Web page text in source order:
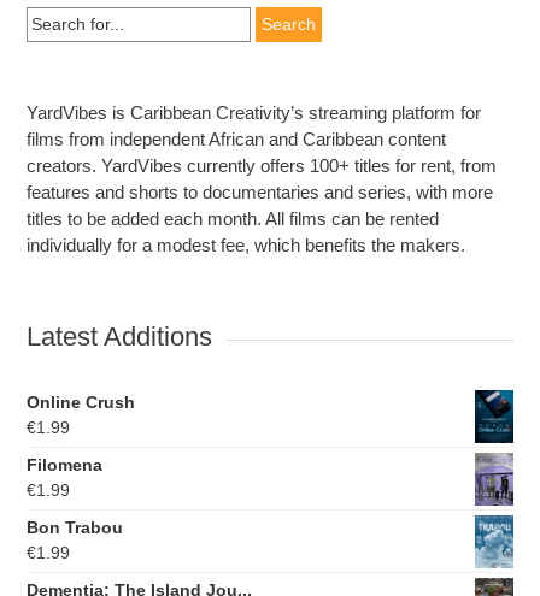
Search
for:
YardVibes is Caribbean Creativity’s streaming platform for
films from independent African and Caribbean content
creators. YardVibes currently offers 100+ titles for rent, from
features and shorts to documentaries and series, with more
titles to be added each month. All films can be rented
individually for a modest fee, which benefits the makers.
Latest Additions
Online Crush
€1.99
Filomena
€1.99
Bon Trabou
€1.99
Dementia: The Island Jou...